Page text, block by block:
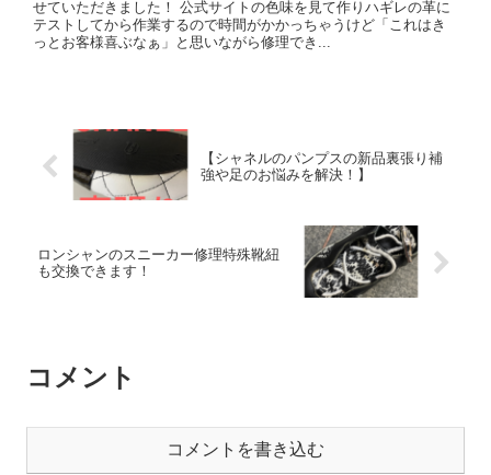
せていただきました！ 公式サイトの色味を見て作りハギレの革に
テストしてから作業するので時間がかかっちゃうけど「これはき
っとお客様喜ぶなぁ」と思いながら修理でき...
【シャネルのパンプスの新品裏張り補
強や足のお悩みを解決！】
ロンシャンのスニーカー修理特殊靴紐
も交換できます！
コメント
コメントを書き込む